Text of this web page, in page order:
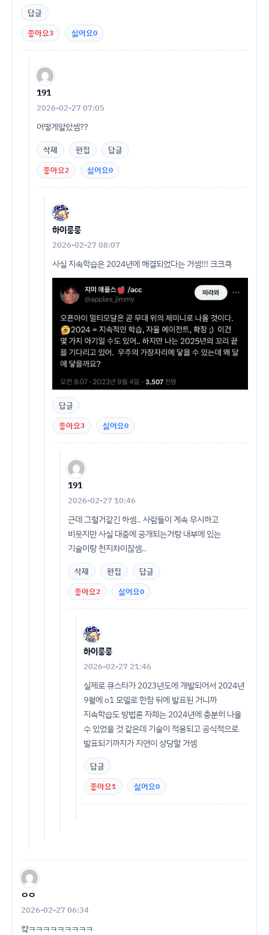
답글
좋아요3 싫어요0
191
2026-02-27 07:05
어떻게알았셈??
삭제 편집
답글
좋아요2 싫어요0
하이룽룽
2026-02-27 08:07
사실 지속학습은 2024년에 해결되었다는 거셈!!! 크크큭
답글
좋아요3 싫어요0
191
2026-02-27 10:46
근데 그럴거같긴 하셈.. 사람들이 계속 무시하고
비웃지만 사실 대중에 공개되는거랑 내부에 있는
기술이랑 천지차이잖셈..
삭제 편집
답글
좋아요2 싫어요0
하이룽룽
2026-02-27 21:46
실제로 큐스타가 2023년도에 개발되어서 2024년
9월에 o1 모델로 한참 뒤에 발표된 거니까
지속학습도 방법론 자체는 2024년에 충분히 나올
수 있었을 것 같은데 기술이 적용되고 공식적으로
발표되기까지가 지연이 상당할 거셈
답글
좋아요1 싫어요0
ㅇㅇ
2026-02-27 06:34
컄ㅋㅋㅋㅋㅋㅋㅋㅋㅋ